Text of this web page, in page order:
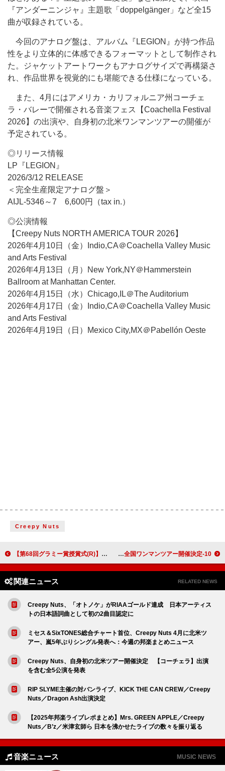
『アンダーニンジャ』主題歌「doppelgänger」など全15
曲が収録されている。
今回のアナログ盤は、アルバム『LEGION』が持つ作品
性をより立体的に体感できるフォーマットとして制作され
た。ジャケットアートワークもアナログサイズで再構築さ
れ、作品世界を視覚的にも堪能できる仕様になっている。
また、4月にはアメリカ・カリフォルニア州コーチェ
ラ・バレーで開催される音楽フェス【Coachella Festival
2026】の出演や、自身初の北米ワンマンツアーの開催が
予定されている。
◎リリース情報
LP『LEGION』
2026/3/12 RELEASE
＜完全生産限定アナログ盤＞
AIJL-5346～7 6,600円（tax in.）
◎公演情報
【Creepy Nuts NORTH AMERICA TOUR 2026】
2026年4月10日（金）Indio,CA＠Coachella Valley Music
and Arts Festival
2026年4月13日（月）New York,NY＠Hammerstein
Ballroom at Manhattan Center.
2026年4月15日（水）Chicago,IL＠The Auditorium
2026年4月17日（金）Indio,CA＠Coachella Valley Music
and Arts Festival
2026年4月19日（日）Mexico City,MX＠Pabellón Oeste
Creepy Nuts
【第68回グラミー賞授賞式(R)】レディー・ガガ、「Abracadabra」のパフォーマンス映像公開 10-FEET、映画『ゴールデンカムイ 網走監獄襲撃編』主題歌「壊れて消えるまで」CDリリース決定＆全国ワンマンツアー開催決定
関連ニュース RELATED NEWS
Creepy Nuts、「オトノケ」がRIAAゴールド達成 日本アーティス
トの日本語詞曲として初の2曲目認定に
ミセス＆SixTONES総合チャート首位、Creepy Nuts 4月に北米ツ
アー、嵐5年ぶりシングル発表へ：今週の邦楽まとめニュース
Creepy Nuts、自身初の北米ツアー開催決定 【コーチェラ】出演
を含む全5公演を発表
RIP SLYME主催の対バンライブ、KICK THE CAN CREW／Creepy
Nuts／Dragon Ash出演決定
【2025年邦楽ライブレポまとめ】Mrs. GREEN APPLE／Creepy
Nuts／B’z／米津玄師ら 日本を沸かせたライブの数々を振り返る
音楽ニュース MUSIC NEWS